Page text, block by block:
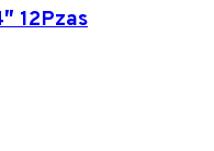
12Pzas